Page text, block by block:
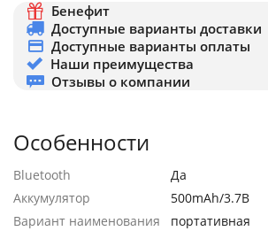
Бенефит
Доступные варианты доставки
Доступные варианты оплаты
Наши преимущества
Отзывы о компании
Особенности
Bluetooth
Да
Аккумулятор
500mAh/3.7В
Вариант наименования
портативная